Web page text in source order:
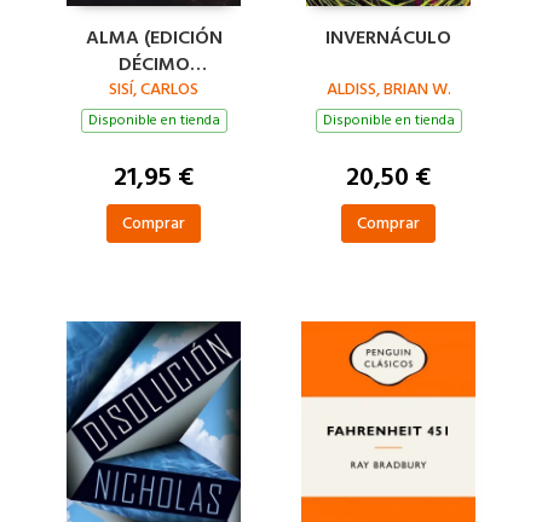
ALMA (EDICIÓN
DÉCIMO
ANIVERSARIO)
SISÍ, CARLOS
Disponible en tienda
21,95 €
Comprar
INVERNÁCULO
ALDISS, BRIAN W.
Disponible en tienda
20,50 €
Comprar